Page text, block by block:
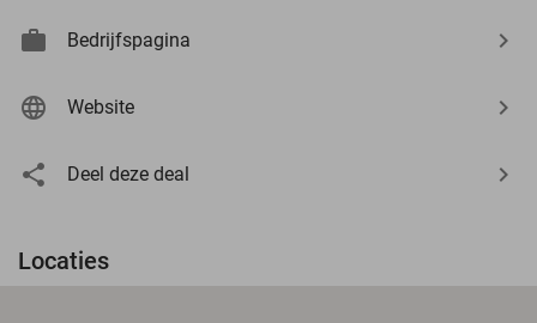
Bedrijfspagina
Website
Deel deze deal
Locaties